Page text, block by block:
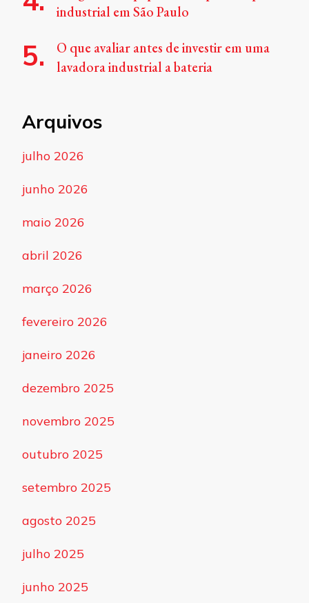
industrial em São Paulo
O que avaliar antes de investir em uma
lavadora industrial a bateria
Arquivos
julho 2026
junho 2026
maio 2026
abril 2026
março 2026
fevereiro 2026
janeiro 2026
dezembro 2025
novembro 2025
outubro 2025
setembro 2025
agosto 2025
julho 2025
junho 2025